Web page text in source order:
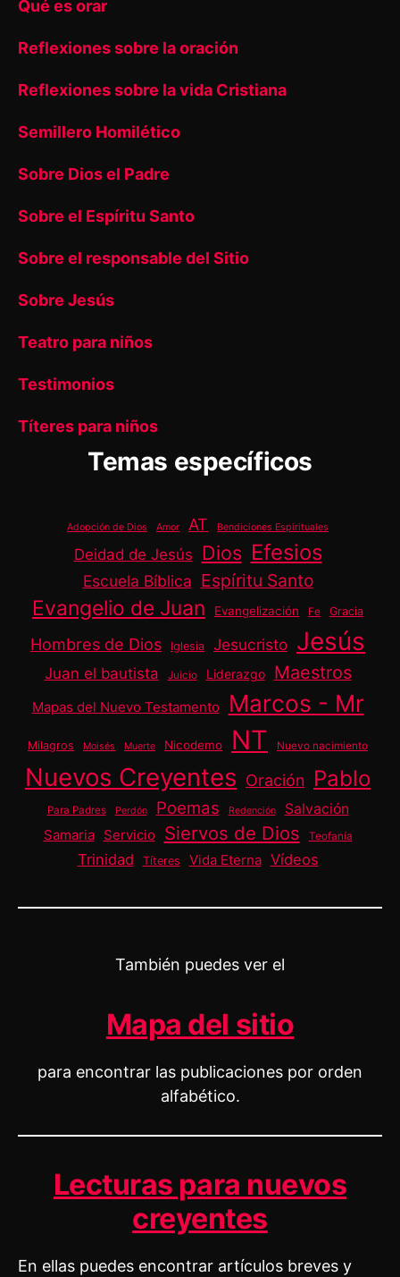
Qué es orar
Reflexiones sobre la oración
Reflexiones sobre la vida Cristiana
Semillero Homilético
Sobre Dios el Padre
Sobre el Espíritu Santo
Sobre el responsable del Sitio
Sobre Jesús
Teatro para niños
Testimonios
Títeres para niños
Temas específicos
Adopción de Dios Amor AT Bendiciones Espirituales
Deidad de Jesús Dios Efesios
Escuela Bíblica Espíritu Santo
Evangelio de Juan Evangelización Fe Gracia
Hombres de Dios Iglesia Jesucristo Jesús
Juan el bautista Juicio Liderazgo Maestros
Mapas del Nuevo Testamento Marcos - Mr
Milagros Moisés Muerte Nicodemo NT Nuevo nacimiento
Nuevos Creyentes Oración Pablo
Para Padres Perdón Poemas Redención
Salvación
Samaria
Servicio Siervos de Dios Teofanía
Trinidad Títeres Vida Eterna Vídeos
También puedes ver el
Mapa del sitio
para encontrar las publicaciones por orden
alfabético.
Lecturas para nuevos
creyentes
En ellas puedes encontrar artículos breves y